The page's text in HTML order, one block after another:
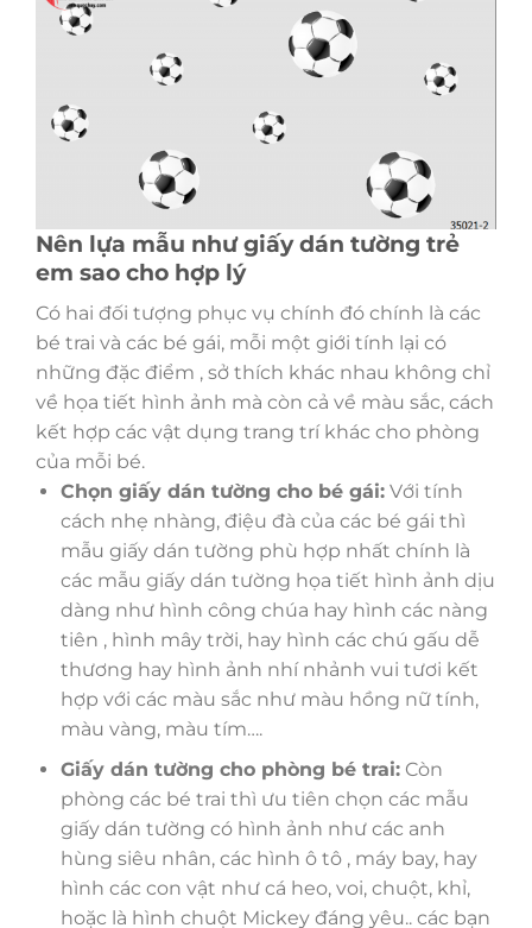
Nên lựa mẫu như giấy dán tường trẻ
em sao cho hợp lý
Có hai đối tượng phục vụ chính đó chính là các
bé trai và các bé gái, mỗi một giới tính lại có
những đặc điểm , sở thích khác nhau không chỉ
về họa tiết hình ảnh mà còn cả về màu sắc, cách
kết hợp các vật dụng trang trí khác cho phòng
của mỗi bé.
Chọn giấy dán tường cho bé gái:Với tính
cách nhẹ nhàng, điệu đà của các bé gái thì
mẫu giấy dán tường phù hợp nhất chính là
các mẫu giấy dán tường họa tiết hình ảnh dịu
dàng như hình công chúa hay hình các nàng
tiên , hình mây trời, hay hình các chú gấu dễ
thương hay hình ảnh nhí nhảnh vui tươi kết
hợp với các màu sắc như màu hồng nữ tính,
màu vàng, màu tím….
Giấy dán tường cho phòng bé trai:Còn
phòng các bé trai thì ưu tiên chọn các mẫu
giấy dán tường có hình ảnh như các anh
hùng siêu nhân, các hình ô tô , máy bay, hay
hình các con vật như cá heo, voi, chuột, khỉ,
hoặc là hình chuột Mickey đáng yêu.. các bạn